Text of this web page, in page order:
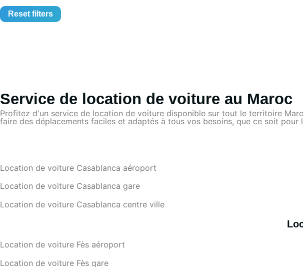
Reset filters
Service de location de voiture au Maroc
Profitez d'un service de location de voiture disponible sur tout le territoire
faire des déplacements faciles et adaptés à tous vos besoins, que ce soit
Location de voiture Casablanca aéroport
Location de voiture Casablanca gare
Location de voiture Casablanca centre ville
Location de voiture Fès aéroport
Location de voiture Fès gare